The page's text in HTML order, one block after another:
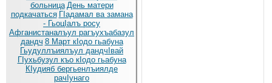
больница День матери
подкачаться ГIадамал ва замана
- ГьоцIалъ росу
Афганистаналъул рагъухъабазул
дандч 8 Март кIодо гьабуна
Гьудуллъиялъул дандчIвай
ГIухьбузул къо кIодо гьабуна
КIудияб бергьенлъиялде
рачIунаго